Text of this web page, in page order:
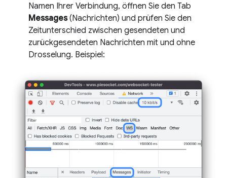
Namen Ihrer Verbindung, öffnen Sie den Tab
Messages(Nachrichten) und prüfen Sie den
Zeitunterschied zwischen gesendeten und
zurückgesendeten Nachrichten mit und ohne
Drosselung. Beispiel: